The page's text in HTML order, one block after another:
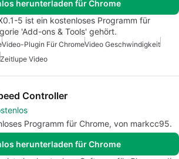
herunterladen für Chrome
5 ist ein kostenloses Programm für
'Add-ons & Tools' gehört.
Video-Plugin Für ChromeVideo Geschwindigkeit
Zeitlupe Video
Controller
Programm für Chrome, von markcc95.
herunterladen für Chrome